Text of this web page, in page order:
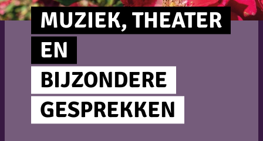
MUZIEK, THEATER
EN
BIJZONDERE
GESPREKKEN